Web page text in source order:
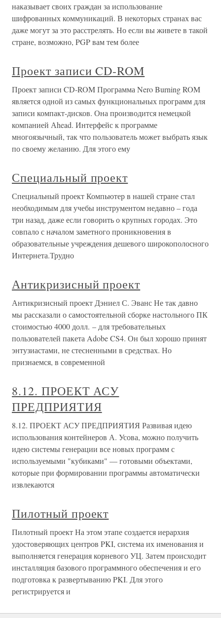
наказывает своих граждан за использование
шифрованных коммуникаций. В некоторых странах вас
даже могут за это расстрелять. Но если вы живете в такой
стране, возможно, PGP вам тем более
Проект записи CD-ROM
Проект записи CD-ROM Программа Nero Burning ROM
является одной из самых функциональных программ для
записи компакт-дисков. Она производится немецкой
компанией Аhead. Интерфейс к программе
многоязычный, так что пользователь может выбрать язык
по своему желанию. Для этого ему
Специальный проект
Специальный проект Компьютер в нашей стране стал
необходимым для учебы инструментом недавно – года
три назад, даже если говорить о крупных городах. Это
совпало с началом заметного проникновения в
образовательные учреждения дешевого широкополосного
Интернета.Трудно
Антикризисный проект
Антикризисный проект Дэниел С. Эванс Не так давно
мы рассказали о самостоятельной сборке настольного ПК
стоимостью 4000 долл. – для требовательных
пользователей пакета Adobe CS4. Он был хорошо принят
энтузиастами, не стесненными в средствах. Но
признаемся, в современной
8.12. ПРОЕКТ АСУ
ПРЕДПРИЯТИЯ
8.12. ПРОЕКТ АСУ ПРЕДПРИЯТИЯ Развивая идею
использования контейнеров А. Усова, можно получить
идею системы генерации все новых программ с
используемыми "кубиками" — готовыми объектами,
которые при формировании программы автоматически
извлекаются
Пилотный проект
Пилотный проект На этом этапе создается иерархия
удостоверяющих центров PKI, система их именования и
выполняется генерация корневого УЦ. Затем происходит
инсталляция базового программного обеспечения и его
подготовка к развертыванию PKI. Для этого
регистрируется и